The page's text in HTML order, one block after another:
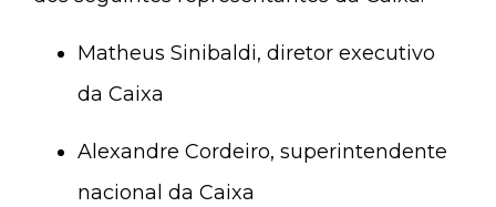
Matheus Sinibaldi, diretor executivo
da Caixa
Alexandre Cordeiro, superintendente
nacional da Caixa